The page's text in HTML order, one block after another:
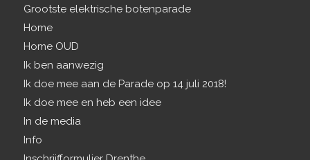
Grootste elektrische botenparade
Home
Home OUD
Ik ben aanwezig
Ik doe mee aan de Parade op 14 juli 2018!
Ik doe mee en heb een idee
In de media
Info